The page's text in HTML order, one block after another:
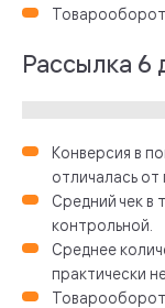
Товарооборот
Рассылка 6
Конверсия в
отличалась от
Средний чек в
контрольной.
Среднее
практически
Товарооборот